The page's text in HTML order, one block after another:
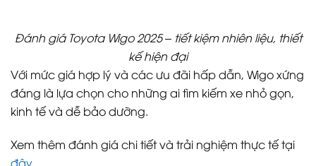
Đánh giá Toyota Wigo 2025 – tiết kiệm nhiên liệu, thiết
kế hiện đại
Với mức giá hợp lý và các ưu đãi hấp dẫn, Wigo xứng
đáng là lựa chọn cho những ai tìm kiếm xe nhỏ gọn,
kinh tế và dễ bảo dưỡng.
Xem thêm đánh giá chi tiết và trải nghiệm thực tế tại
đây.